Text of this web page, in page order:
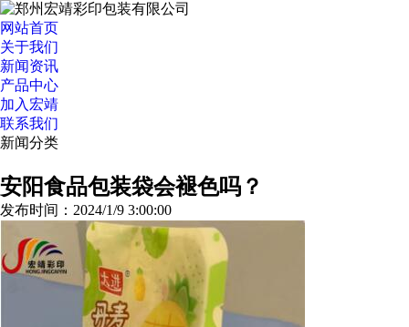
网站首页
关于我们
新闻资讯
产品中心
加入宏靖
联系我们
新闻分类
安阳食品包装袋会褪色吗？
发布时间：2024/1/9 3:00:00